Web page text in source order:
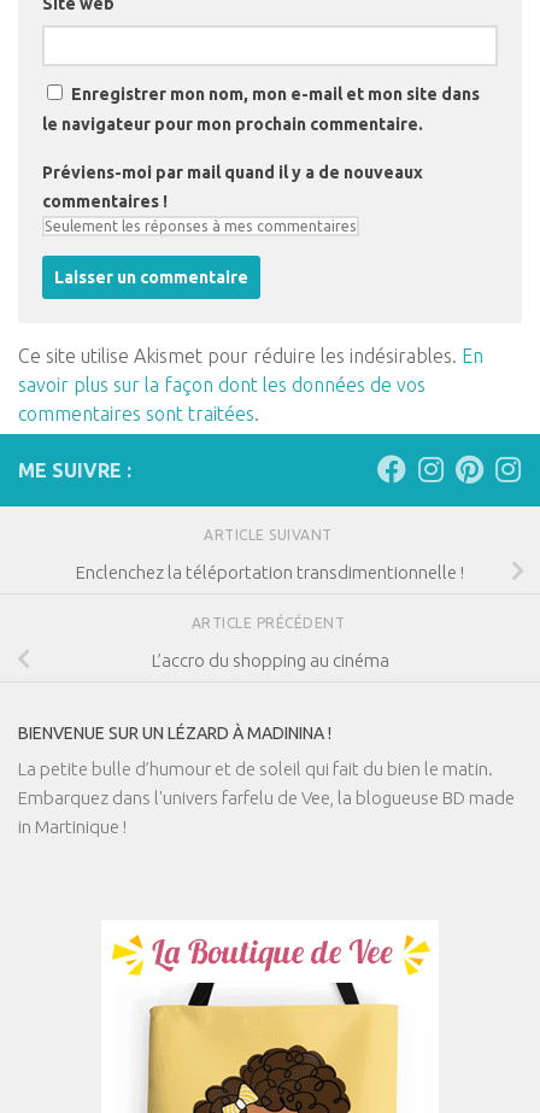
Enregistrer mon nom, mon e-mail et mon site dans
le navigateur pour mon prochain commentaire.
Préviens-moi par mail quand il y a de nouveaux
commentaires !
Ce site utilise Akismet pour réduire les indésirables. En
savoir plus sur la façon dont les données de vos
commentaires sont traitées.
ME SUIVRE :
ARTICLE SUIVANT
Enclenchez la téléportation transdimentionnelle !
ARTICLE PRÉCÉDENT
L’accro du shopping au cinéma
BIENVENUE SUR UN LÉZARD À MADININA !
La petite bulle d’humour et de soleil qui fait du bien le matin.
Embarquez dans l'univers farfelu de Vee, la blogueuse BD made
in Martinique !